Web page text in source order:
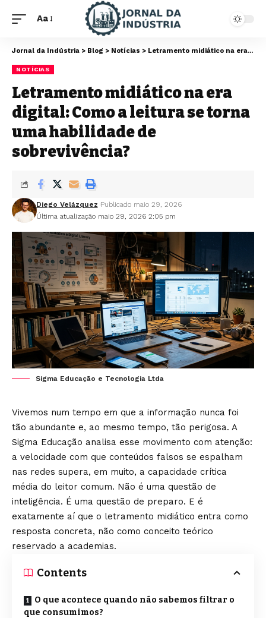
Aa
Jornal da Indústria > Blog > Notícias > Letramento midiático na era digital: Como a leitura se torna uma habilidade de sobrevivência?
NOTÍCIAS
Letramento midiático na era
digital: Como a leitura se torna
uma habilidade de
sobrevivência?
Última atualização maio 29, 2026 2:05 pm
Diego Velázquez Publicado maio 29, 2026
Sigma Educação e Tecnologia Ltda
Vivemos num tempo em que a informação nunca foi
tão abundante e, ao mesmo tempo, tão perigosa. A
Sigma Educação analisa esse movimento com atenção:
a velocidade com que conteúdos falsos se espalham
nas redes supera, em muito, a capacidade crítica
média do leitor comum. Não é uma questão de
inteligência. É uma questão de preparo. E é
exatamente aí que o letramento midiático entra como
resposta concreta, não como conceito teórico
reservado a academias.
Contents
O que acontece quando não sabemos filtrar o
que consumimos?